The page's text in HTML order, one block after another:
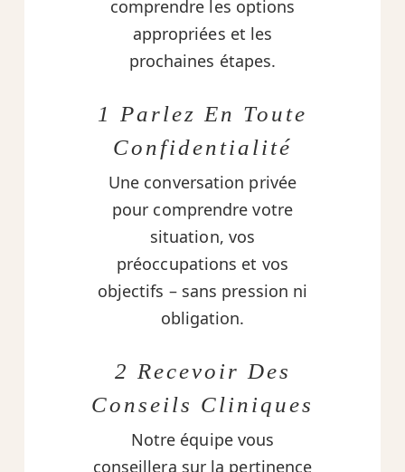
comprendre les options
appropriées et les
prochaines étapes.
1 Parlez En Toute
Confidentialité
Une conversation privée
pour comprendre votre
situation, vos
préoccupations et vos
objectifs – sans pression ni
obligation.
2 Recevoir Des
Conseils Cliniques
Notre équipe vous
conseillera sur la pertinence